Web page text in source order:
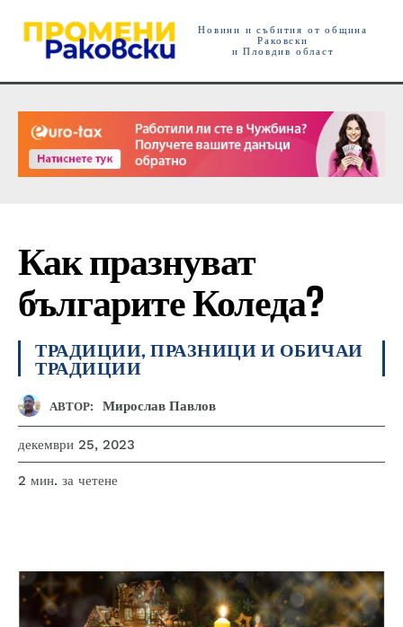
Новини и събития от община
Раковски
и Пловдив област
Как празнуват
българите Коледа?
ТРАДИЦИИ, ПРАЗНИЦИ И ОБИЧАИ
ТРАДИЦИИ
АВТОР: Мирослав Павлов
декември 25, 2023
2 мин. за четене